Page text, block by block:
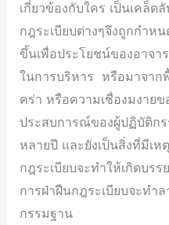
เกี่ยวข้องกับใคร เป็นเคล็ด
กฎระเบียบต่างๆจึงถูกกำ
ขึ้นเพื่อประโยชน์ของอาจา
ในการบริหาร หรือมาจาก
คร่า หรือความเชื่องมงาย
ประสบการณ์ของผู้ปฏิบัติก
หลายปี และยังเป็นสิ่งที่มีเห
กฎระเบียบจะทำให้เกิดบร
การฝ่าฝืนกฎระเบียบจะทำ
กรรมฐาน